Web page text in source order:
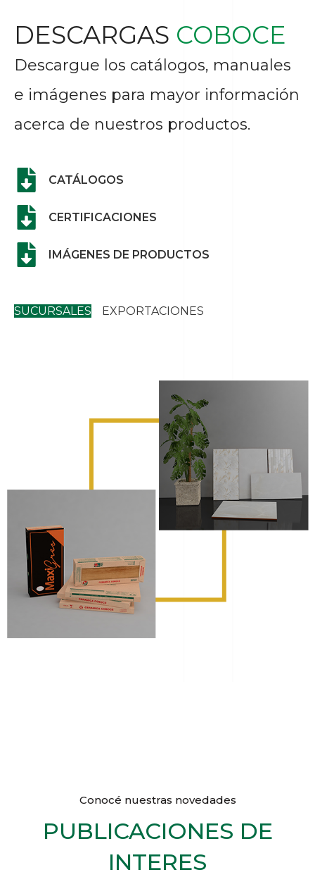
DESCARGAS COBOCE
Descargue los catálogos, manuales
e imágenes para mayor información
acerca de nuestros productos.
CATÁLOGOS
CERTIFICACIONES
IMÁGENES DE PRODUCTOS
SUCURSALES EXPORTACIONES
Conocé nuestras novedades
PUBLICACIONES DE
INTERES